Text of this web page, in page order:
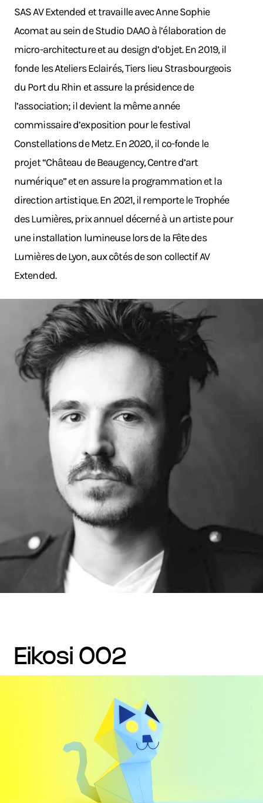
SAS AV Extended et travaille avec Anne Sophie
Acomat au sein de Studio DAAO à l’élaboration de
micro-architecture et au design d’objet. En 2019, il
fonde les Ateliers Eclairés, Tiers lieu Strasbourgeois
du Port du Rhin et assure la présidence de
l’association; il devient la même année
commissaire d’exposition pour le festival
Constellations de Metz. En 2020, il co-fonde le
projet “Château de Beaugency, Centre d’art
numérique” et en assure la programmation et la
direction artistique. En 2021, il remporte le Trophée
des Lumières, prix annuel décerné à un artiste pour
une installation lumineuse lors de la Fête des
Lumières de Lyon, aux côtés de son collectif AV
Extended.
eikosi 002